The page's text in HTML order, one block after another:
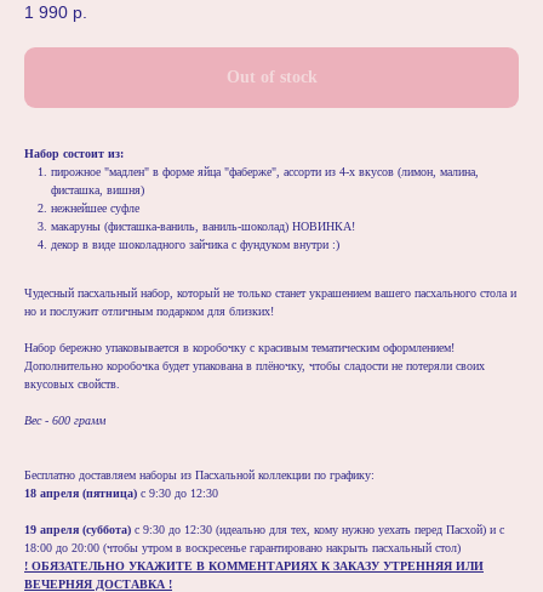
1 990 р.
Out of stock
Набор состоит из:
пирожное "мадлен" в форме яйца "фаберже", ассорти из 4-х вкусов (лимон, малина,
фисташка, вишня)
нежнейшее суфле
макаруны (фисташка-ваниль, ваниль-шоколад) НОВИНКА!
декор в виде шоколадного зайчика с фундуком внутри :)
Чудесный пасхальный набор, который не только станет украшением вашего пасхального стола и
но и послужит отличным подарком для близких!
Набор бережно упаковывается в коробочку с красивым тематическим оформлением!
Дополнительно коробочка будет упакована в плёночку, чтобы сладости не потеряли своих
вкусовых свойств.
Вес - 600 грамм
Бесплатно доставляем наборы из Пасхальной коллекции по графику:
18 апреля (пятница) с 9:30 до 12:30
19 апреля (суббота) с 9:30 до 12:30 (идеально для тех, кому нужно уехать перед Пасхой) и с
18:00 до 20:00 (чтобы утром в воскресенье гарантировано накрыть пасхальный стол)
! ОБЯЗАТЕЛЬНО УКАЖИТЕ В КОММЕНТАРИЯХ К ЗАКАЗУ УТРЕННЯЯ ИЛИ
ВЕЧЕРНЯЯ ДОСТАВКА !